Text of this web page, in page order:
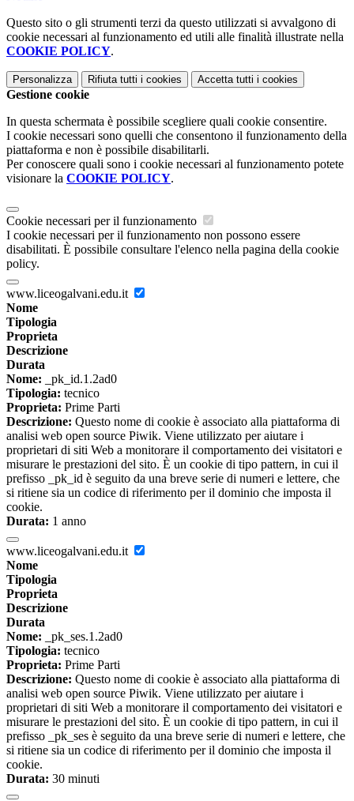
Questo sito o gli strumenti terzi da questo utilizzati si avvalgono di
cookie necessari al funzionamento ed utili alle finalità illustrate nella
COOKIE POLICY.
Personalizza Rifiuta tutti i cookies Accetta tutti i cookies
Gestione cookie
In questa schermata è possibile scegliere quali cookie consentire.
I cookie necessari sono quelli che consentono il funzionamento della
piattaforma e non è possibile disabilitarli.
Per conoscere quali sono i cookie necessari al funzionamento potete
visionare la COOKIE POLICY.
Cookie necessari per il funzionamento
I cookie necessari per il funzionamento non possono essere
disabilitati. È possibile consultare l'elenco nella pagina della cookie
policy.
www.liceogalvani.edu.it
Nome
Tipologia
Proprieta
Descrizione
Durata
Nome: _pk_id.1.2ad0
Tipologia: tecnico
Proprieta: Prime Parti
Descrizione: Questo nome di cookie è associato alla piattaforma di
analisi web open source Piwik. Viene utilizzato per aiutare i
proprietari di siti Web a monitorare il comportamento dei visitatori e
misurare le prestazioni del sito. È un cookie di tipo pattern, in cui il
prefisso _pk_id è seguito da una breve serie di numeri e lettere, che
si ritiene sia un codice di riferimento per il dominio che imposta il
cookie.
Durata: 1 anno
www.liceogalvani.edu.it
Nome
Tipologia
Proprieta
Descrizione
Durata
Nome: _pk_ses.1.2ad0
Tipologia: tecnico
Proprieta: Prime Parti
Descrizione: Questo nome di cookie è associato alla piattaforma di
analisi web open source Piwik. Viene utilizzato per aiutare i
proprietari di siti Web a monitorare il comportamento dei visitatori e
misurare le prestazioni del sito. È un cookie di tipo pattern, in cui il
prefisso _pk_ses è seguito da una breve serie di numeri e lettere, che
si ritiene sia un codice di riferimento per il dominio che imposta il
cookie.
Durata: 30 minuti